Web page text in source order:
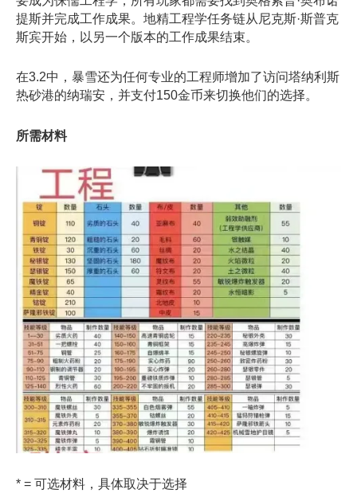
提斯并完成工作成果。地精工程学任务链从尼克斯·斯普克
斯宾开始，以另一个版本的工作成果结束。
在3.2中，暴雪还为任何专业的工程师增加了访问塔纳利斯
热砂港的纳瑞安，并支付150金币来切换他们的选择。
所需材料
* = 可选材料，具体取决于选择